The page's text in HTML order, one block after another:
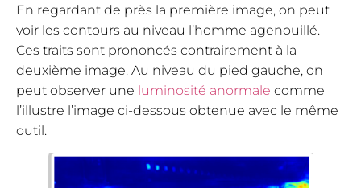
En regardant de près la première image, on peut
voir les contours au niveau l’homme agenouillé.
Ces traits sont prononcés contrairement à la
deuxième image. Au niveau du pied gauche, on
peut observer une luminosité anormale comme
l’illustre l’image ci-dessous obtenue avec le même
outil.